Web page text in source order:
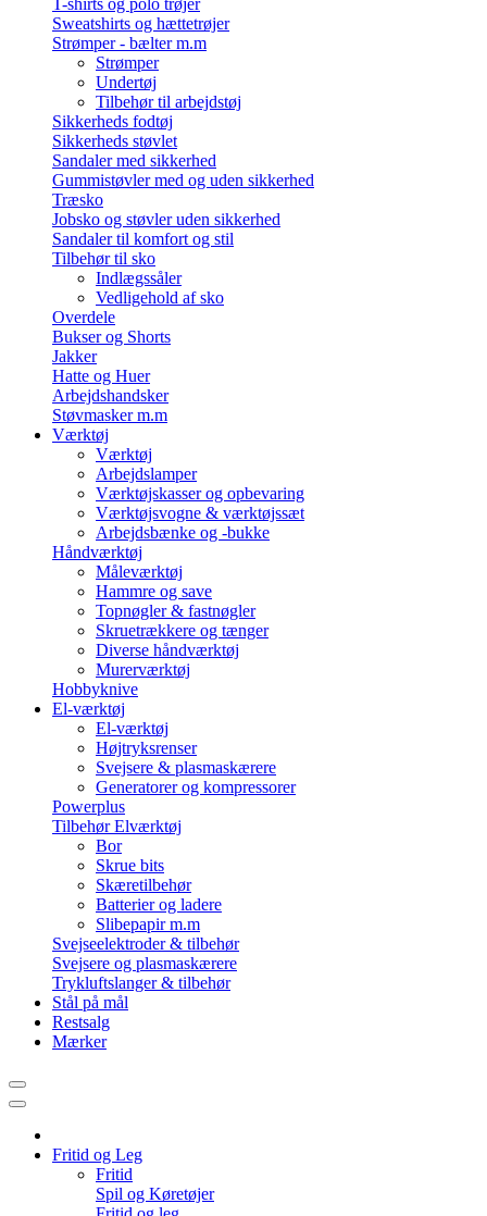
T-shirts og polo trøjer
Sweatshirts og hættetrøjer
Strømper - bælter m.m
Strømper
Undertøj
Tilbehør til arbejdstøj
Sikkerheds fodtøj
Sikkerheds støvlet
Sandaler med sikkerhed
Gummistøvler med og uden sikkerhed
Træsko
Jobsko og støvler uden sikkerhed
Sandaler til komfort og stil
Tilbehør til sko
Indlægssåler
Vedligehold af sko
Overdele
Bukser og Shorts
Jakker
Hatte og Huer
Arbejdshandsker
Støvmasker m.m
Værktøj
Værktøj
Arbejdslamper
Værktøjskasser og opbevaring
Værktøjsvogne & værktøjssæt
Arbejdsbænke og -bukke
Håndværktøj
Måleværktøj
Hammre og save
Topnøgler & fastnøgler
Skruetrækkere og tænger
Diverse håndværktøj
Murerværktøj
Hobbyknive
El-værktøj
El-værktøj
Højtryksrenser
Svejsere & plasmaskærere
Generatorer og kompressorer
Powerplus
Tilbehør Elværktøj
Bor
Skrue bits
Skæretilbehør
Batterier og ladere
Slibepapir m.m
Svejseelektroder & tilbehør
Svejsere og plasmaskærere
Trykluftslanger & tilbehør
Stål på mål
Restsalg
Mærker
Fritid og Leg
Fritid
Spil og Køretøjer